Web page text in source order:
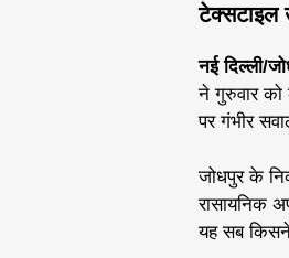
टेक्सटाइल
नई दिल्ली/
ने गुरुवार को
पर गंभीर
जोधपुर के
रासायनिक
यह सब किसने